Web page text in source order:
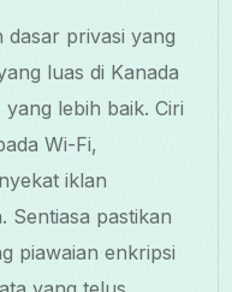
dasar privasi yang
luas di Kanada
lebih baik. Ciri
Wi-Fi,
iklan
Sentiasa pastikan
piawaian enkripsi